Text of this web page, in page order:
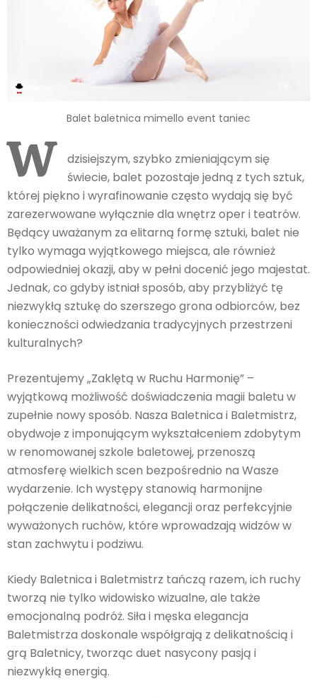
Balet baletnica mimello event taniec
W
dzisiejszym, szybko zmieniającym się
świecie, balet pozostaje jedną z tych sztuk,
której piękno i wyrafinowanie często wydają się być
zarezerwowane wyłącznie dla wnętrz oper i teatrów.
Będący uważanym za elitarną formę sztuki, balet nie
tylko wymaga wyjątkowego miejsca, ale również
odpowiedniej okazji, aby w pełni docenić jego majestat.
Jednak, co gdyby istniał sposób, aby przybliżyć tę
niezwykłą sztukę do szerszego grona odbiorców, bez
konieczności odwiedzania tradycyjnych przestrzeni
kulturalnych?
Prezentujemy „Zaklętą w Ruchu Harmonię” –
wyjątkową możliwość doświadczenia magii baletu w
zupełnie nowy sposób. Nasza Baletnica i Baletmistrz,
obydwoje z imponującym wykształceniem zdobytym
w renomowanej szkole baletowej, przenoszą
atmosferę wielkich scen bezpośrednio na Wasze
wydarzenie. Ich występy stanowią harmonijne
połączenie delikatności, elegancji oraz perfekcyjnie
wyważonych ruchów, które wprowadzają widzów w
stan zachwytu i podziwu.
Kiedy Baletnica i Baletmistrz tańczą razem, ich ruchy
tworzą nie tylko widowisko wizualne, ale także
emocjonalną podróż. Siła i męska elegancja
Baletmistrza doskonale współgrają z delikatnością i
grą Baletnicy, tworząc duet nasycony pasją i
niezwykłą energią.